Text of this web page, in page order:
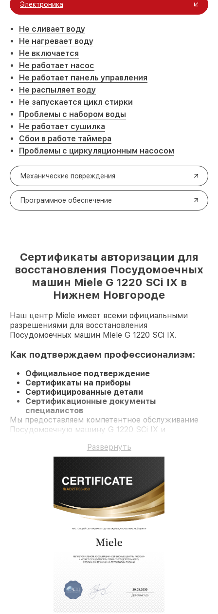
Электроника
Не сливает воду
Не нагревает воду
Не включается
Не работает насос
Не работает панель управления
Не распыляет воду
Не запускается цикл стирки
Проблемы с набором воды
Не работает сушилка
Сбои в работе таймера
Проблемы с циркуляционным насосом
Механические повреждения
Программное обеспечение
Сертификаты авторизации для
восстановления Посудомоечных
машин Miele G 1220 SCi IX в
Нижнем Новгороде
Наш центр Miele имеет всеми официальными
разрешениями для восстановления
Посудомоечных машин Miele G 1220 SCi IX.
Как подтверждаем профессионализм:
Официальное подтверждение
Сертификаты на приборы
Сертифицированные детали
Сертификационные документы
специалистов
Мы предоставляем компетентное обслуживание
Посудомоечную машину G 1220 SCi IX и
Развернуть